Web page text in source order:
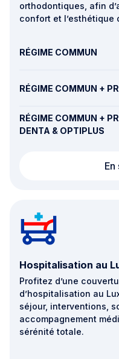
orthodontiques, afin
confort et l’esthétique
RÉGIME COMMUN
RÉGIME COMMUN +
RÉGIME COMMUN +
DENTA & OPTIPLUS
Hospitalisation au
Profitez d’une
d’hospitalisation au
séjour, interventions,
accompagnement
sérénité totale.